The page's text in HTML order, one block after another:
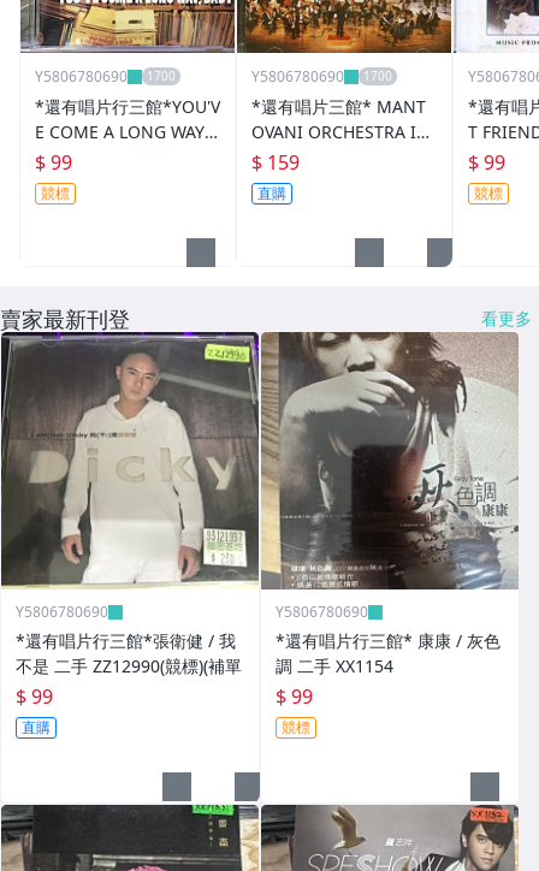
Y5806780690
*還有唱片行三館*YOU'V
E COME A LONG WAY B
ABY 二手 ZZ18239(競標)
$ 99
競標
Y5806780690
*還有唱片三館* MANT
OVANI ORCHESTRA IN
DIGITAL 二手 ZZ0036
$ 159
直購
*還有唱
T
二手
$ 99
競標
賣家最新刊登 看更多
Y5806780690
*還有唱片行三館*張衛健 / 我
不是 二手 ZZ12990(競標)(補單
$ 99
直購
Y5806780690
*還有唱片行三館* 康康 / 灰色
調 二手 XX1154
$ 99
競標